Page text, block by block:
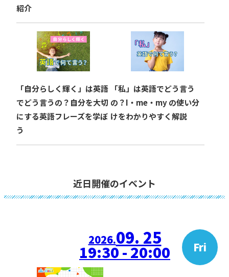
紹介
「自分らしく輝く」は英語
でどう言うの？自分を大切
にする英語フレーズを学ぼ
う
「私」は英語でどう言う
の？I・me・my の使い分
けをわかりやすく解説
近日開催のイベント
2026.09. 25 Fri
19:30 - 20:00